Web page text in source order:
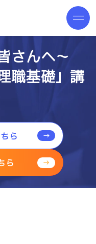
さんへ～
職基礎」講
ら
ら